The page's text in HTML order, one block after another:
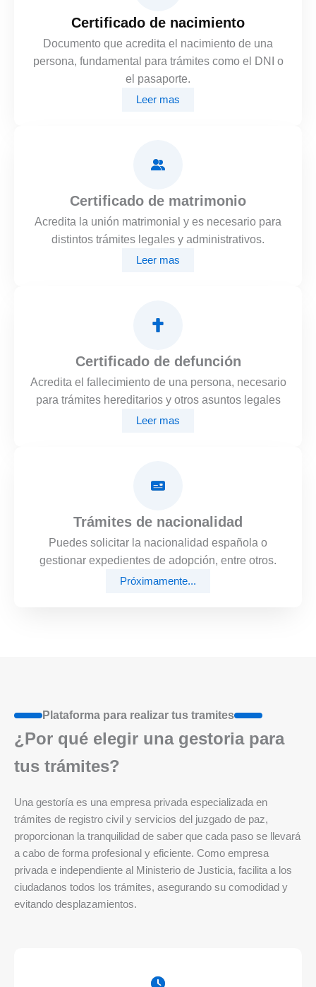
Certificado de nacimiento
Documento que acredita el nacimiento de una
persona, fundamental para trámites como el DNI o
el pasaporte.
Leer mas
Certificado de matrimonio
Acredita la unión matrimonial y es necesario para
distintos trámites legales y administrativos.
Leer mas
Certificado de defunción
Acredita el fallecimiento de una persona, necesario
para trámites hereditarios y otros asuntos legales
Leer mas
Trámites de nacionalidad
Puedes solicitar la nacionalidad española o
gestionar expedientes de adopción, entre otros.
Próximamente...
Plataforma para realizar tus tramites
¿Por qué elegir una gestoria para
tus trámites?
Una gestoría es una empresa privada especializada en
trámites de registro civil y servicios del juzgado de paz,
proporcionan la tranquilidad de saber que cada paso se llevará
a cabo de forma profesional y eficiente. Como empresa
privada e independiente al Ministerio de Justicia, facilita a los
ciudadanos todos los trámites, asegurando su comodidad y
evitando desplazamientos.